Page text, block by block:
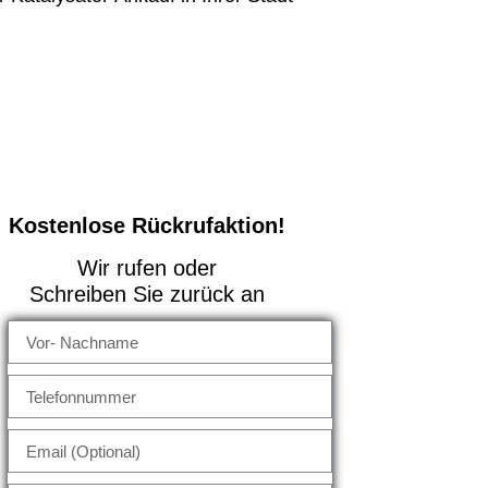
Kostenlose Rückrufaktion!
Wir rufen oder
Schreiben Sie zurück an